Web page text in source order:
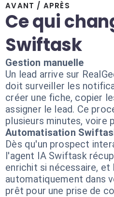
AVANT / APRÈS
Ce qui
Swiftask
Gestion manuelle
Un lead arrive sur
doit surveiller les
créer une fiche, copier
assigner le lead. Ce
plusieurs minutes, voire
Automatisation
Dès qu'un prospect
l'agent IA Swiftask
enrichit si nécessaire, et
automatiquement dans
prêt pour une prise de